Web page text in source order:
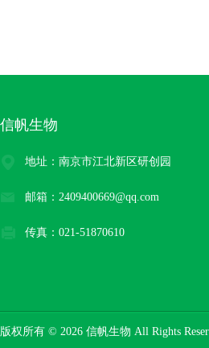
信帆生物
地址：南京市江北新区研创园
邮箱：2409400669@qq.com
传真：021-51870610
版权所有 © 2026 信帆生物 All Rights